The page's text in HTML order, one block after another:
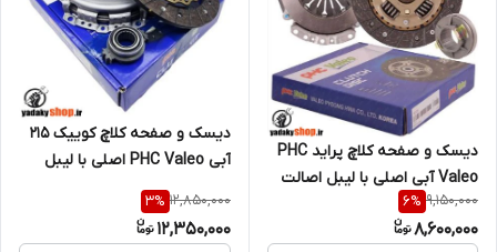
دیسک و صفحه کلاچ پراید PHC
Valeo آبی اصلی با لیبل اصالت
کالا (خرید مستقیم از واردکننده)
9,150,000
6%
8,600,000
دیسک و صفحه کلاچ کوییک 215
آبی PHC Valeo اصلی با لیبل
اصالت کالا (خرید مستقیم از
واردکننده)
12,850,000
3%
12,350,000